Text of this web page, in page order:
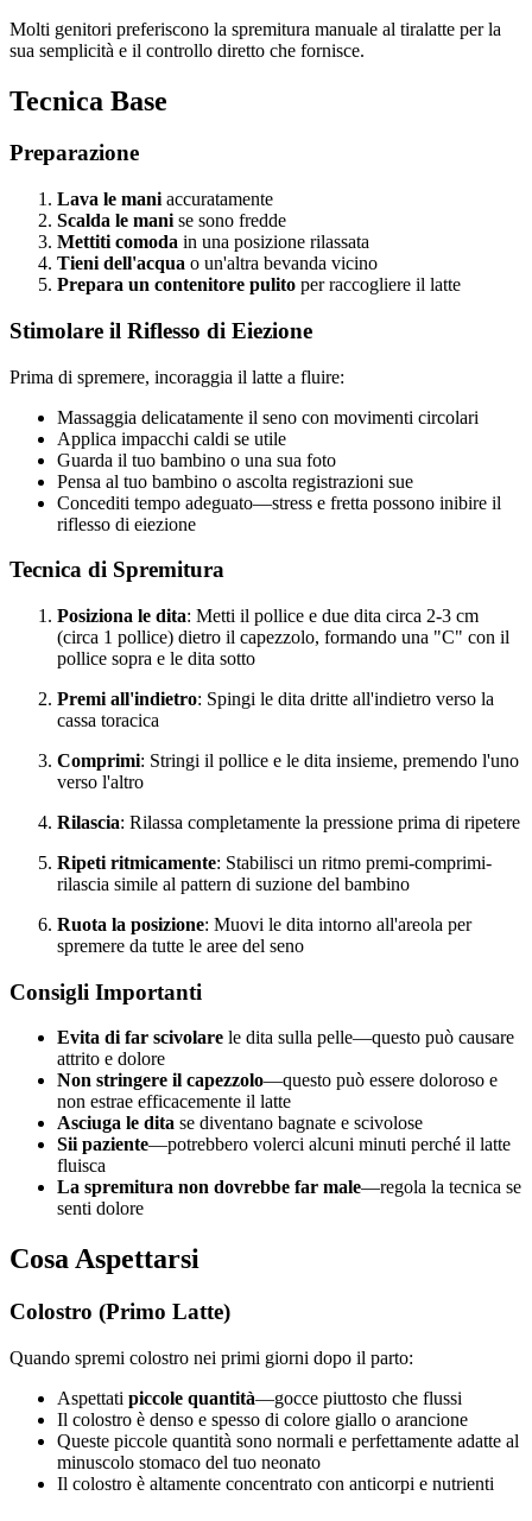
Molti genitori preferiscono la spremitura manuale al tiralatte per la
sua semplicità e il controllo diretto che fornisce.
Tecnica Base
Preparazione
Lava le mani accuratamente
Scalda le mani se sono fredde
Mettiti comoda in una posizione rilassata
Tieni dell'acqua o un'altra bevanda vicino
Prepara un contenitore pulito per raccogliere il latte
Stimolare il Riflesso di Eiezione
Prima di spremere, incoraggia il latte a fluire:
Massaggia delicatamente il seno con movimenti circolari
Applica impacchi caldi se utile
Guarda il tuo bambino o una sua foto
Pensa al tuo bambino o ascolta registrazioni sue
Concediti tempo adeguato—stress e fretta possono inibire il
riflesso di eiezione
Tecnica di Spremitura
Posiziona le dita: Metti il pollice e due dita circa 2-3 cm
(circa 1 pollice) dietro il capezzolo, formando una "C" con il
pollice sopra e le dita sotto
Premi all'indietro: Spingi le dita dritte all'indietro verso la
cassa toracica
Comprimi: Stringi il pollice e le dita insieme, premendo l'uno
verso l'altro
Rilascia: Rilassa completamente la pressione prima di ripetere
Ripeti ritmicamente: Stabilisci un ritmo premi-comprimi-
rilascia simile al pattern di suzione del bambino
Ruota la posizione: Muovi le dita intorno all'areola per
spremere da tutte le aree del seno
Consigli Importanti
Evita di far scivolare le dita sulla pelle—questo può causare
attrito e dolore
Non stringere il capezzolo—questo può essere doloroso e
non estrae efficacemente il latte
Asciuga le dita se diventano bagnate e scivolose
Sii paziente—potrebbero volerci alcuni minuti perché il latte
fluisca
La spremitura non dovrebbe far male—regola la tecnica se
senti dolore
Cosa Aspettarsi
Colostro (Primo Latte)
Quando spremi colostro nei primi giorni dopo il parto:
Aspettati piccole quantità—gocce piuttosto che flussi
Il colostro è denso e spesso di colore giallo o arancione
Queste piccole quantità sono normali e perfettamente adatte al
minuscolo stomaco del tuo neonato
Il colostro è altamente concentrato con anticorpi e nutrienti